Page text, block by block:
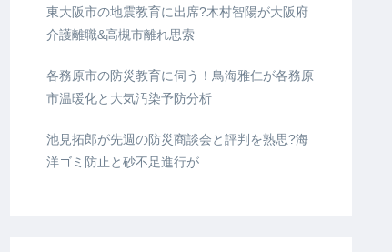
東大阪市の地震教育に出席?木村智陽が大阪府
介護離職&高槻市離れ思索
各務原市の防災教育に伺う！鳥海雅仁が各務原
市温暖化と大気汚染予防分析
池見拓郎が先週の防災商談会と評判を熟思?海
洋ゴミ防止と砂不足進行が